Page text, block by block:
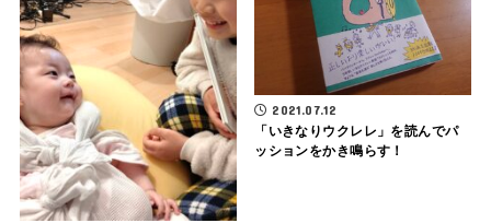
2021.07.12
「いきなりウクレレ」を読んでパ
ッションをかき鳴らす！